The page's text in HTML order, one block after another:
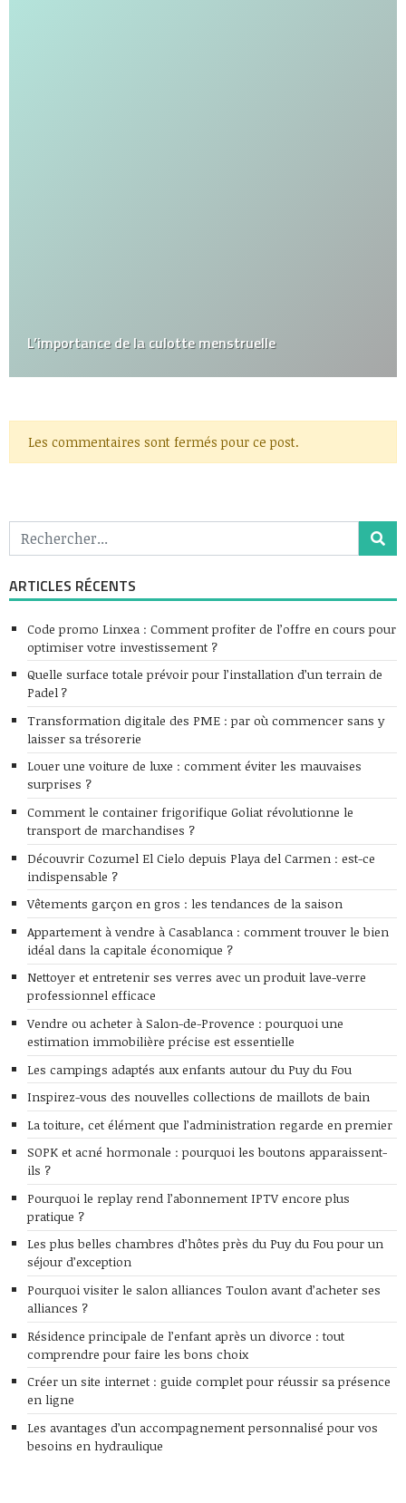
L’importance de la culotte menstruelle
Les commentaires sont fermés pour ce post.
ARTICLES RÉCENTS
Code promo Linxea : Comment profiter de l’offre en cours pour
optimiser votre investissement ?
Quelle surface totale prévoir pour l’installation d’un terrain de
Padel ?
Transformation digitale des PME : par où commencer sans y
laisser sa trésorerie
Louer une voiture de luxe : comment éviter les mauvaises
surprises ?
Comment le container frigorifique Goliat révolutionne le
transport de marchandises ?
Découvrir Cozumel El Cielo depuis Playa del Carmen : est-ce
indispensable ?
Vêtements garçon en gros : les tendances de la saison
Appartement à vendre à Casablanca : comment trouver le bien
idéal dans la capitale économique ?
Nettoyer et entretenir ses verres avec un produit lave-verre
professionnel efficace
Vendre ou acheter à Salon-de-Provence : pourquoi une
estimation immobilière précise est essentielle
Les campings adaptés aux enfants autour du Puy du Fou
Inspirez-vous des nouvelles collections de maillots de bain
La toiture, cet élément que l’administration regarde en premier
SOPK et acné hormonale : pourquoi les boutons apparaissent-
ils ?
Pourquoi le replay rend l’abonnement IPTV encore plus
pratique ?
Les plus belles chambres d’hôtes près du Puy du Fou pour un
séjour d’exception
Pourquoi visiter le salon alliances Toulon avant d’acheter ses
alliances ?
Résidence principale de l’enfant après un divorce : tout
comprendre pour faire les bons choix
Créer un site internet : guide complet pour réussir sa présence
en ligne
Les avantages d’un accompagnement personnalisé pour vos
besoins en hydraulique